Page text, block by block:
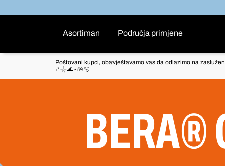
Asortiman Područja primjene
Poštovani kupci, obavještavamo vas da odlazimo na
˖°𓇼🌊⋆🐚🫧
BERA®